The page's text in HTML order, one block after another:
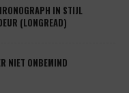
IN STIJL
(LONGREAD)
NIET ONBEMIND